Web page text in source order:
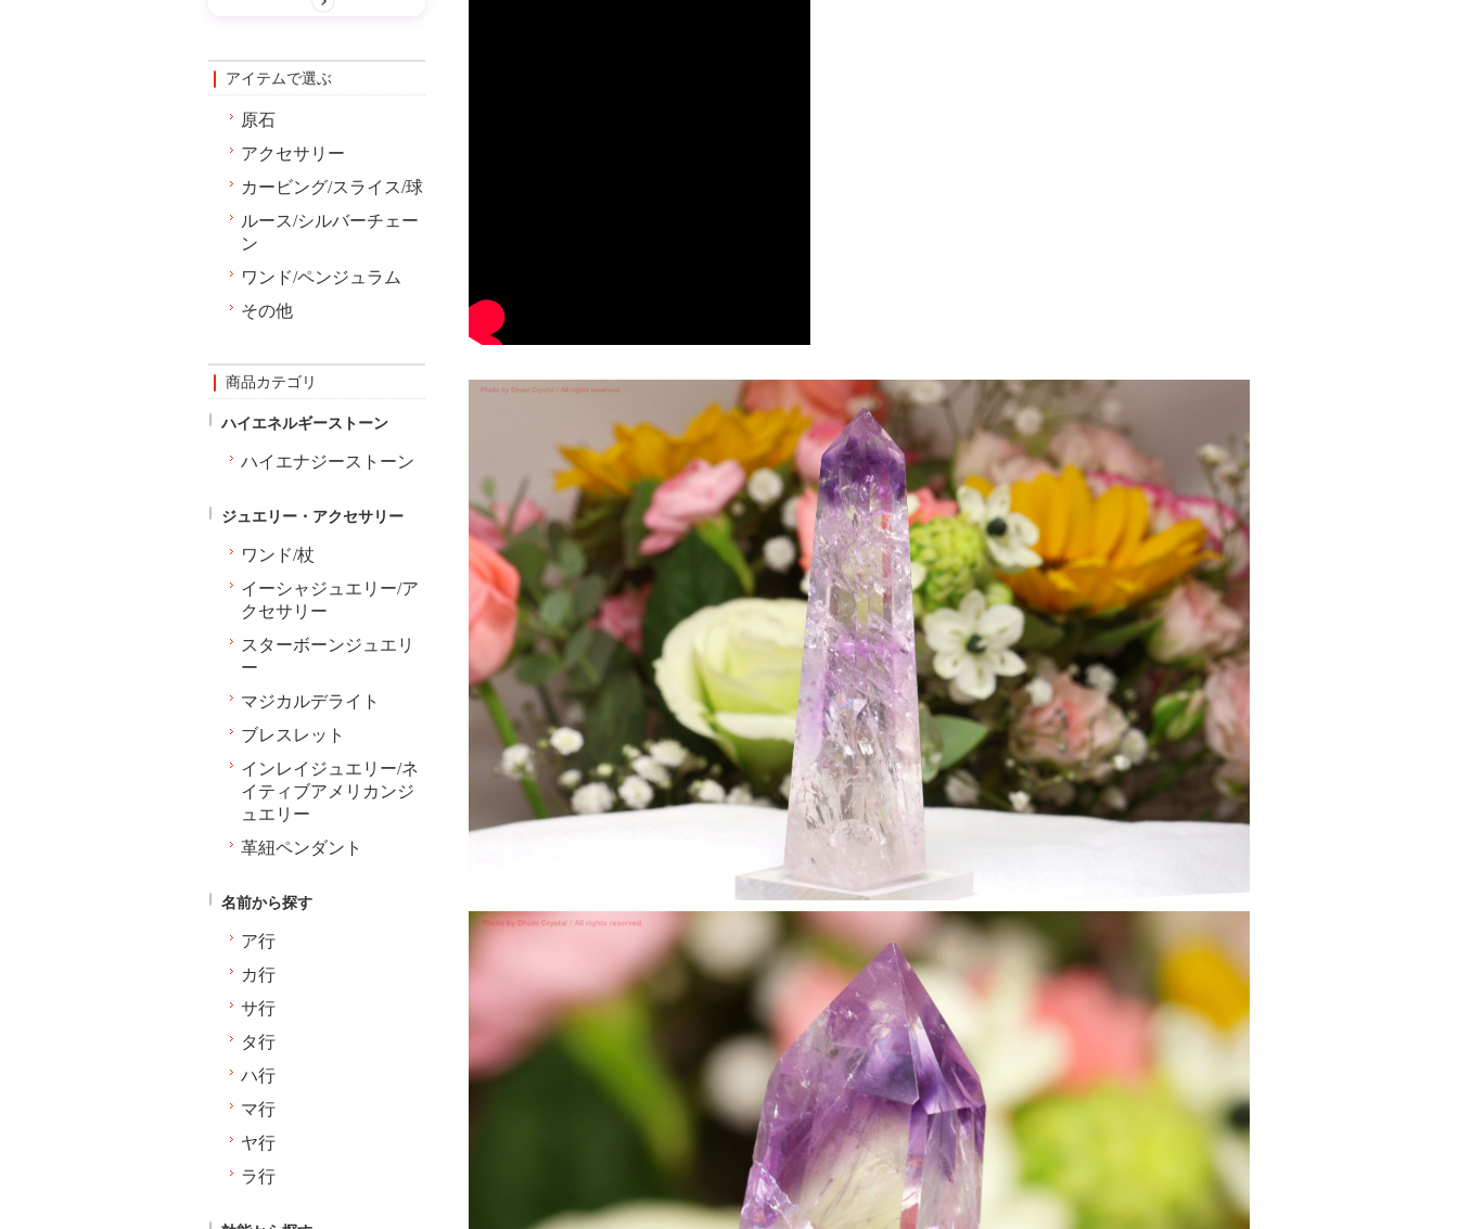
アイテムで選ぶ
原石
アクセサリー
カービング/スライス/球
ルース/シルバーチェー
ン
ワンド/ペンジュラム
その他
商品カテゴリ
ハイエネルギーストーン
ハイエナジーストーン
ジュエリー・アクセサリー
ワンド/杖
イーシャジュエリー/ア
クセサリー
スターボーンジュエリ
ー
マジカルデライト
ブレスレット
インレイジュエリー/ネ
イティブアメリカンジ
ュエリー
革紐ペンダント
名前から探す
ア行
カ行
サ行
タ行
ハ行
マ行
ヤ行
ラ行